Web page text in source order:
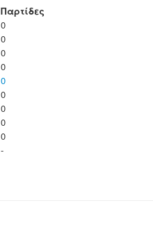
Παρτίδες
0
0
0
0
0
0
0
0
0
-